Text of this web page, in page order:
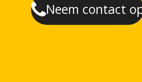
Neem contact